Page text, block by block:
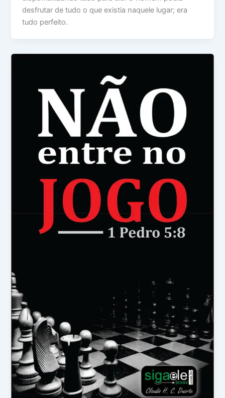
desfrutar de tudo o que existia naquele lugar; era
tudo perfeito.